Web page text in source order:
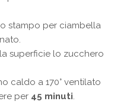
stampo per ciambella
superficie lo zucchero
caldo a 170° ventilato
per 45 minuti.